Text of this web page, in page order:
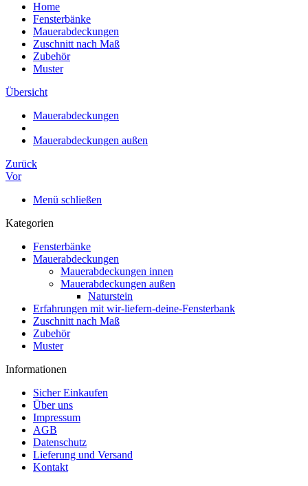
Home
Fensterbänke
Mauerabdeckungen
Zuschnitt nach Maß
Zubehör
Muster
Übersicht
Mauerabdeckungen
Mauerabdeckungen außen
Zurück
Vor
Menü schließen
Kategorien
Fensterbänke
Mauerabdeckungen
Mauerabdeckungen innen
Mauerabdeckungen außen
Naturstein
Erfahrungen mit wir-liefern-deine-Fensterbank
Zuschnitt nach Maß
Zubehör
Muster
Informationen
Sicher Einkaufen
Über uns
Impressum
AGB
Datenschutz
Lieferung und Versand
Kontakt